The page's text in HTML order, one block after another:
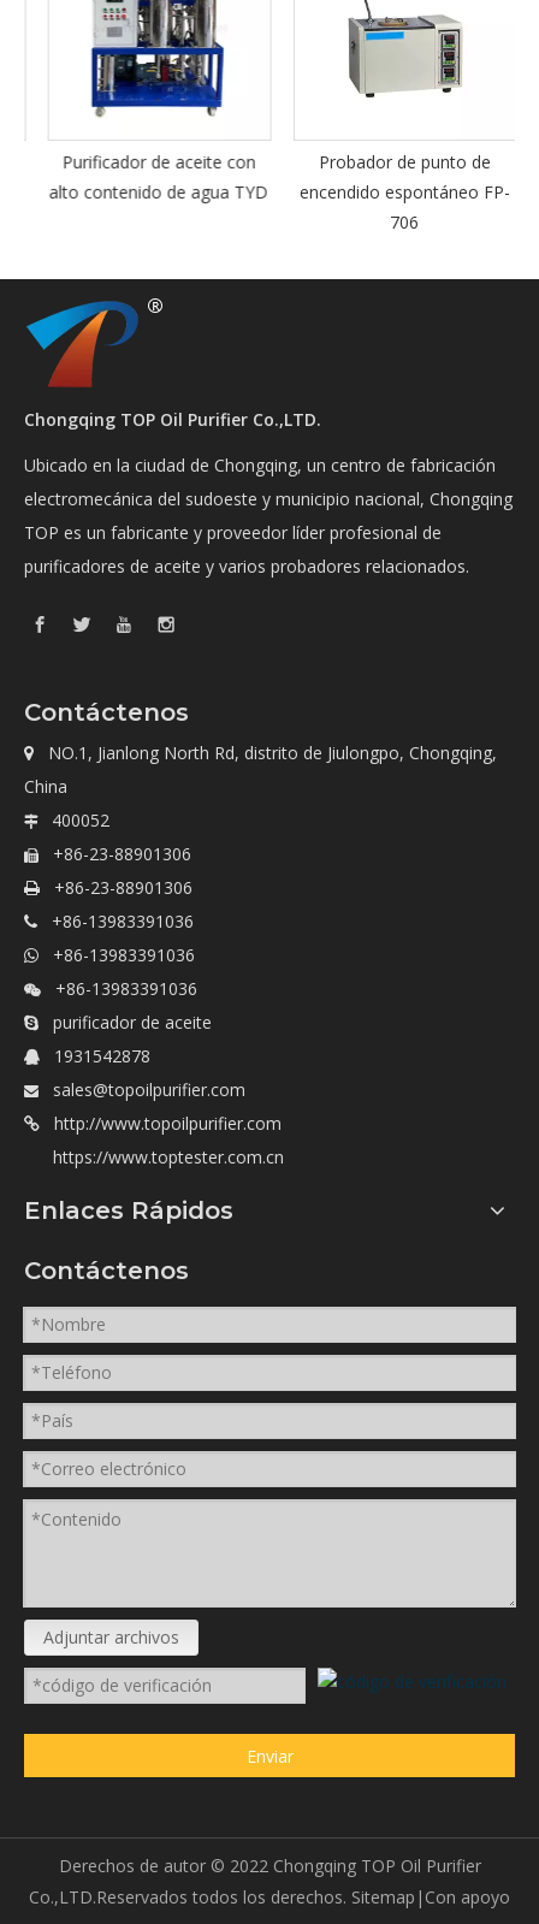
Purificador de aceite con
alto contenido de agua TYD
Probador de punto de
encendido espontáneo FP-
706
Chongqing TOP Oil Purifier Co.,LTD.
Ubicado en la ciudad de Chongqing, un centro de fabricación
electromecánica del sudoeste y municipio nacional, Chongqing
TOP es un fabricante y proveedor líder profesional de
purificadores de aceite y varios probadores relacionados.
Contáctenos

NO.1, Jianlong North Rd, distrito de Jiulongpo, Chongqing,
China
 400052
 +86-23-88901306
 +86-23-88901306
 +86-13983391036
 +86-13983391036
 +86-13983391036
 purificador de aceite
 1931542878
 sales@topoilpurifier.com

http://www.topoilpurifier.com
https://www.toptester.com.cn
Enlaces Rápidos
Contáctenos
Adjuntar archivos
Enviar
Derechos de autor © 2022Chongqing TOP Oil Purifier
Co.,LTD.Reservados todos los derechos. Sitemap |Con apoyo